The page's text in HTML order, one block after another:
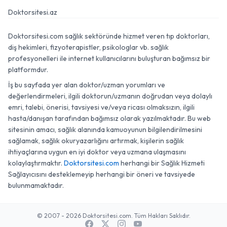
Doktorsitesi.az
Doktorsitesi.com sağlık sektöründe hizmet veren tıp doktorları,
diş hekimleri, fizyoterapistler, psikologlar vb. sağlık
profesyonelleri ile internet kullanıcılarını buluşturan bağımsız bir
platformdur.
İş bu sayfada yer alan doktor/uzman yorumları ve
değerlendirmeleri, ilgili doktorun/uzmanın doğrudan veya dolaylı
emri, talebi, önerisi, tavsiyesi ve/veya ricası olmaksızın, ilgili
hasta/danışan tarafından bağımsız olarak yazılmaktadır. Bu web
sitesinin amacı, sağlık alanında kamuoyunun bilgilendirilmesini
sağlamak, sağlık okuryazarlığını artırmak, kişilerin sağlık
ihtiyaçlarına uygun en iyi doktor veya uzmana ulaşmasını
kolaylaştırmaktır. Doktorsitesi.com herhangi bir Sağlık Hizmeti
Sağlayıcısını desteklemeyip herhangi bir öneri ve tavsiyede
bulunmamaktadır.
© 2007 - 2026 Doktorsitesi.com. Tüm Hakları Saklıdır.